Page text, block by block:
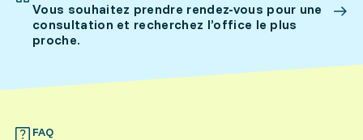
Vous souhaitez prendre rendez-vous pour une
consultation et recherchez l’office le plus
proche.
FAQ